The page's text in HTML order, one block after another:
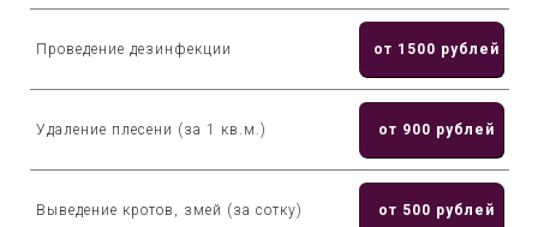
Проведение дезинфекции от 1500 рублей
Удаление плесени (за 1 кв.м.) от 900 рублей
Выведение кротов, змей (за сотку) от 500 рублей